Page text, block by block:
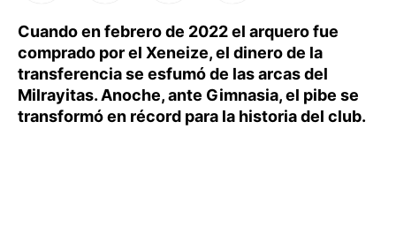
Cuando en febrero de 2022 el arquero fue
comprado por el Xeneize, el dinero de la
transferencia se esfumó de las arcas del
Milrayitas. Anoche, ante Gimnasia, el pibe se
transformó en récord para la historia del club.